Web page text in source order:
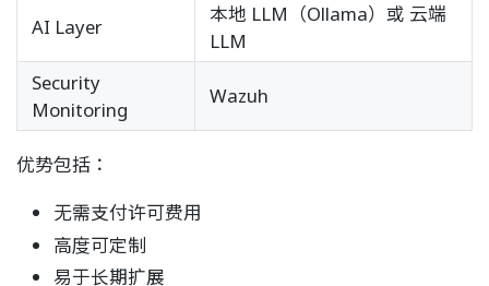
AI Layer
本地 LLM（Ollama）或 云端
LLM
Security
Monitoring
Wazuh
优势包括：
无需支付许可费用
高度可定制
易于长期扩展